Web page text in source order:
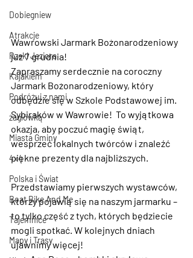
Dobiegniew
Atrakcje
Rzeki Jeziora
Kajakiem
Podróżuj z nami
żaglówką
Miasta Gminy
4x4
Polska i Świat
Boat Bike And Me
Tajemnice
Mapy i Trasy
Wawrowski Jarmark Bożonarodzeniowy
już 7 grudnia!
Zapraszamy serdecznie na coroczny
Jarmark Bożonarodzeniowy, który
odbędzie się w Szkole Podstawowej im.
Sybiraków w Wawrowie!  To wyjątkowa
okazja, aby poczuć magię świąt,
wesprzeć lokalnych twórców i znaleźć
piękne prezenty dla najbliższych.
Przedstawiamy pierwszych wystawców,
którzy pojawią się na naszym jarmarku –
to tylko część z tych, których będziecie
mogli spotkać. W kolejnych dniach
ujawnimy więcej!